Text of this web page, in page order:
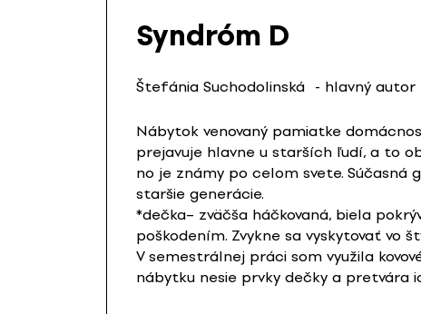
Syndróm D
Štefánia Suchodolinská - hlavný autor
Nábytok venovaný pamiatke
prejavuje hlavne u starších ľudí, a to
no je známy po celom svete. Súčasná
staršie generácie.
*dečka– zväčša háčkovaná, biela
poškodením. Zvykne sa vyskytovať vo
V semestrálnej práci som využila
nábytku nesie prvky dečky a pretvára